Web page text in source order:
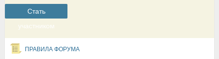
Cтать
участником
ПРАВИЛА ФОРУМА